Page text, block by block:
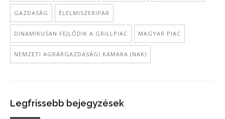
GAZDASÁG ÉLELMISZERIPAR
DINAMIKUSAN FEJLŐDIK A GRILLPIAC MAGYAR PIAC
NEMZETI AGRÁRGAZDASÁGI KAMARA (NAK)
Legfrissebb bejegyzések